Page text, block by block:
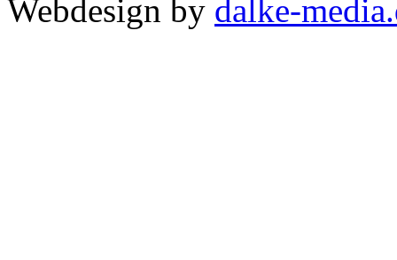
Webdesign by dalke-